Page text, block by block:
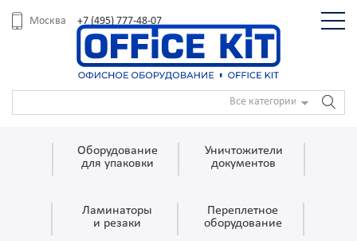
Москва +7 (495) 777-48-07
Все категории
Оборудование
для упаковки
Уничтожители
документов
Ламинаторы
и резаки
Переплетное
оборудование